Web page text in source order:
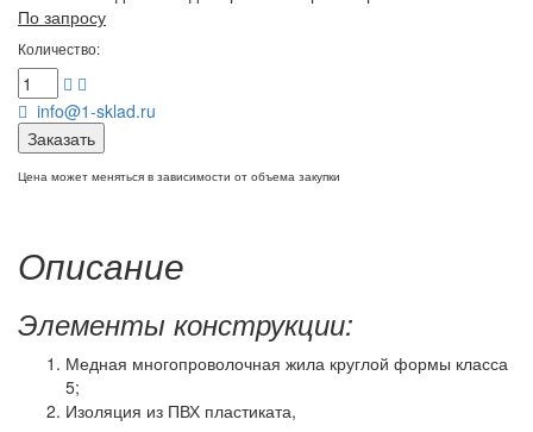
По запросу
Количество:
info@1-sklad.ru
Заказать
Цена может меняться в зависимости от объема закупки
Описание
Элементы конструкции:
Медная многопроволочная жила круглой формы класса
5;
Изоляция из ПВХ пластиката,